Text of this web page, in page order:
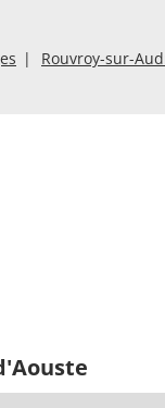
Rouvroy-sur-